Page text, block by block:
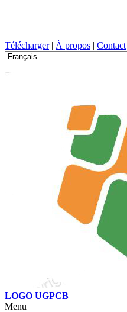
Télécharger| À propos | Contact
LOGO UGPCB
Menu